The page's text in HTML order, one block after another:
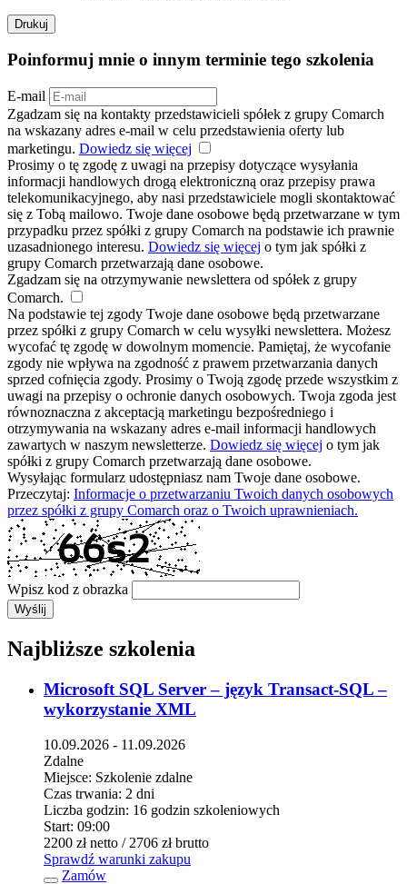
Drukuj
Poinformuj mnie o innym terminie tego szkolenia
E-mail
Zgadzam się na kontakty przedstawicieli spółek z grupy Comarch
na wskazany adres e-mail w celu przedstawienia oferty lub
marketingu. Dowiedz się więcej
Prosimy o tę zgodę z uwagi na przepisy dotyczące wysyłania
informacji handlowych drogą elektroniczną oraz przepisy prawa
telekomunikacyjnego, aby nasi przedstawiciele mogli skontaktować
się z Tobą mailowo. Twoje dane osobowe będą przetwarzane w tym
przypadku przez spółki z grupy Comarch na podstawie ich prawnie
uzasadnionego interesu. Dowiedz się więcej o tym jak spółki z
grupy Comarch przetwarzają dane osobowe.
Zgadzam się na otrzymywanie newslettera od spółek z grupy
Comarch.
Na podstawie tej zgody Twoje dane osobowe będą przetwarzane
przez spółki z grupy Comarch w celu wysyłki newslettera. Możesz
wycofać tę zgodę w dowolnym momencie. Pamiętaj, że wycofanie
zgody nie wpływa na zgodność z prawem przetwarzania danych
sprzed cofnięcia zgody. Prosimy o Twoją zgodę przede wszystkim z
uwagi na przepisy o ochronie danych osobowych. Twoja zgoda jest
równoznaczna z akceptacją marketingu bezpośredniego i
otrzymywania na wskazany adres e-mail informacji handlowych
zawartych w naszym newsletterze. Dowiedz się więcej o tym jak
spółki z grupy Comarch przetwarzają dane osobowe.
Wysyłając formularz udostępniasz nam Twoje dane osobowe.
Przeczytaj: Informacje o przetwarzaniu Twoich danych osobowych
przez spółki z grupy Comarch oraz o Twoich uprawnieniach.
Wpisz kod z obrazka
Wyślij
Najbliższe szkolenia
Microsoft SQL Server – język Transact-SQL –
wykorzystanie XML
10.09.2026 - 11.09.2026
Zdalne
Miejsce: Szkolenie zdalne
Czas trwania: 2 dni
Liczba godzin: 16 godzin szkoleniowych
Start: 09:00
2200 złnetto / 2706 złbrutto
Sprawdź warunki zakupu
Zamów